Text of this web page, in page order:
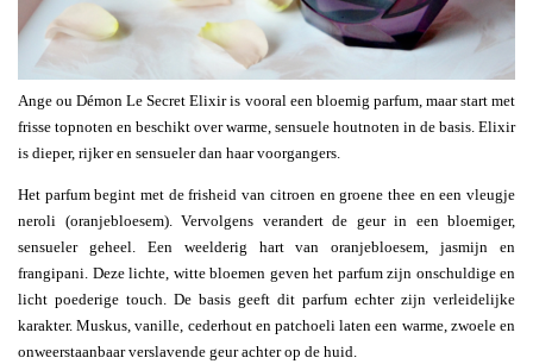
Ange ou Démon Le Secret Elixir is vooral een bloemig parfum, maar start met
frisse topnoten en beschikt over warme, sensuele houtnoten in de basis. Elixir
is dieper, rijker en sensueler dan haar voorgangers.
Het parfum begint met de frisheid van citroen en groene thee en een vleugje
neroli (oranjebloesem). Vervolgens verandert de geur in een bloemiger,
sensueler geheel. Een weelderig hart van oranjebloesem, jasmijn en
frangipani. Deze lichte, witte bloemen geven het parfum zijn onschuldige en
licht poederige touch. De basis geeft dit parfum echter zijn verleidelijke
karakter. Muskus, vanille, cederhout en patchoeli laten een warme, zwoele en
onweerstaanbaar verslavende geur achter op de huid.